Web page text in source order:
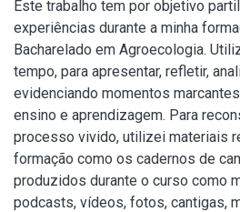
Este trabalho tem por objetivo
experiências durante a minha
Bacharelado em Agroecologia.
tempo, para apresentar, refletir,
evidenciando momentos
ensino e aprendizagem. Para
processo vivido, utilizei materiais
formação como os cadernos de
produzidos durante o curso como
podcasts, vídeos, fotos, cantigas,